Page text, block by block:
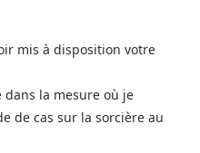
mis à disposition votre
la mesure où je
de cas sur la sorcière au